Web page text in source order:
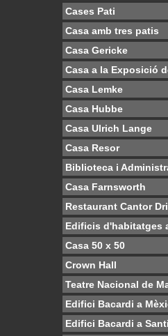
Cases Pati
Casa amb tres patis
Casa Gericke
Casa a la Exposició
Casa Lemke
Casa Hubbe
Casa Ulrich Lange
Casa Resor
Biblioteca i
Casa Farnsworth
Restaurant Cantor
Edificis d'habitatges
Casa 50 x 50
Crown Hall
Teatre Nacional de
Edifici Bacardi a
Edifici Bacardi a